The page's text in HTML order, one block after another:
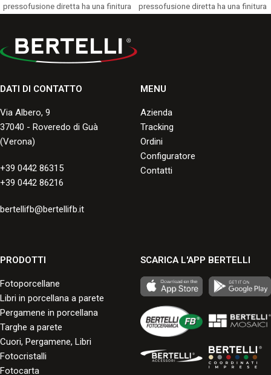
pressofusione diretta ha una finitura
scoloramento, con una buona
durata negli anni.
pressofusione diretta ha una finitura
DATI DI CONTATTO
Via Albero, 9
37040 - Roveredo di Guà
(Verona)
+39 0442 86315
+39 0442 86216
bertellifb@bertellifb.it
MENU
Azienda
Tracking
Ordini
Configuratore
Contatti
PRODOTTI
Fotoporcellane
Libri in porcellana a parete
Pergamene in porcellana
Targhe a parete
Cuori, Pergamene, Libri
Fotocristalli
Fotocarta
SCARICA L'APP BERTELLI